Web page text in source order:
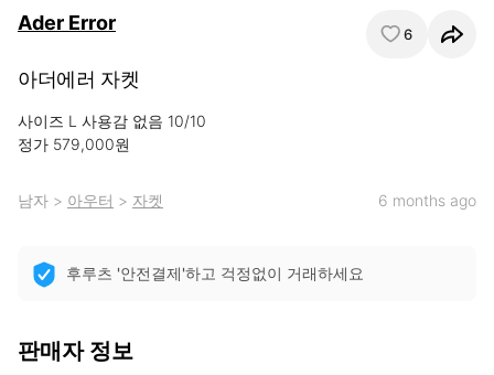
Ader Error 6
아더에러 자켓
사이즈 L 사용감 없음 10/10
정가 579,000원
남자 > 아우터 > 자켓 6 months ago
후루츠 '안전결제'하고 걱정없이 거래하세요
판매자 정보